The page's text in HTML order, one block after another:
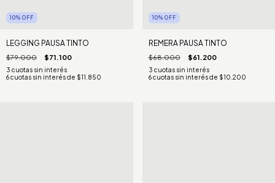
10% OFF
LEGGING PAUSA TINTO
$79.000 $71.100
6cuotas sin interés de $11.850
10% OFF
REMERA PAUSA TINTO
$68.000 $61.200
6 cuotas sin interés de $10.200